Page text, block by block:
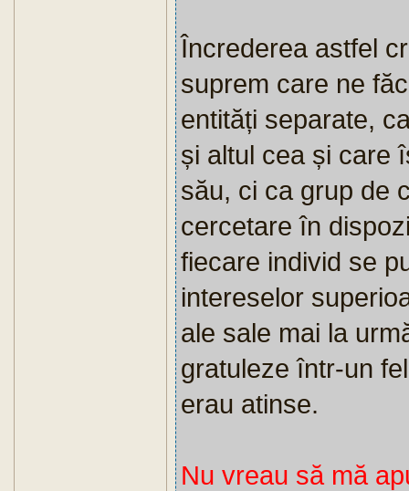
Încrederea astfel
suprem care ne
entități separate,
și altul cea și care
său, ci ca grup de
cercetare în
fiecare individ se
intereselor
ale sale mai la
gratuleze într-un
erau atinse.
Nu vreau să mă